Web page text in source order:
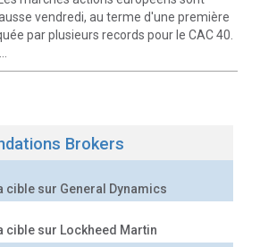
vendredi, au terme d'une première
par plusieurs records pour le CAC 40.
Brokers
cible sur General Dynamics
cible sur Lockheed Martin